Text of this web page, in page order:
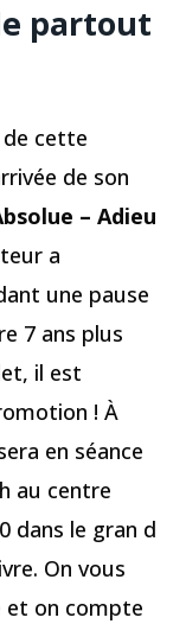
partout
cette
de son
– Adieu
a
une pause
7 ans plus
il est
! À
en séance
au centre
dans le gran d
On vous
et on compte